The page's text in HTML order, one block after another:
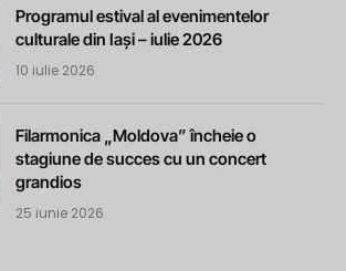
Programul estival al evenimentelor
culturale din Iași – iulie 2026
10 iulie 2026
Filarmonica „Moldova” încheie o
stagiune de succes cu un concert
grandios
25 iunie 2026